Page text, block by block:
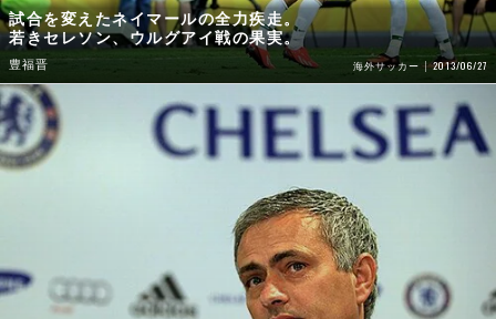
試合を変えたネイマールの全力疾走。
若きセレソン、ウルグアイ戦の果実。
豊福晋 海外サッカー 2013/06/27